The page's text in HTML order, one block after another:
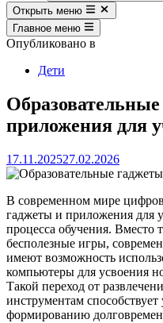
Открыть меню
Главное меню
Опубликовано в
Дети
приложения для
17.11.202527.02.2026
В современном мире
гаджеты и приложения для
процесса обучения. Вместо
бесполезные игры,
имеют возможность
компьютеры для усвоения
Такой переход от
инструментам
формированию